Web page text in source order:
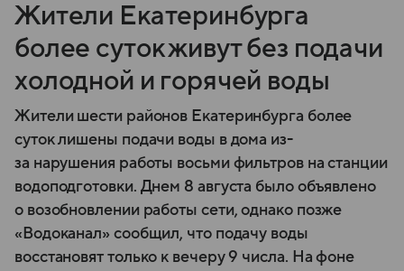
Жители Екатеринбурга
более суток живут без подачи
холодной и горячей воды
Жители шести районов Екатеринбурга более
суток лишены подачи воды в дома из-
за нарушения работы восьми фильтров на станции
водоподготовки. Днем 8 августа было объявлено
о возобновлении работы сети, однако позже
«Водоканал» сообщил, что подачу воды
восстановят только к вечеру 9 числа. На фоне